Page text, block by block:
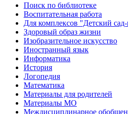
Поиск по библиотеке
Воспитательная работа
Для комплексов "Детский
Здоровый образ жизни
Изобразительное искусство
Иностранный язык
Информатика
История
Логопедия
Математика
Материалы для родителей
Материалы МО
Междисциплинарное